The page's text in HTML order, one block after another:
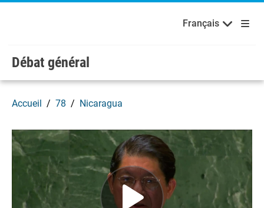
Skip to main content / navigation
Bienvenue aux Nations Unies Français Русский
EspañolFrançais
Débat général
Accueil 78 Nicaragua